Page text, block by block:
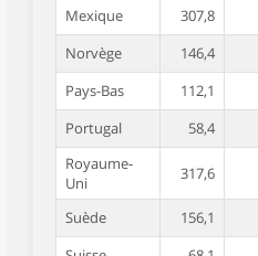
Mexique
307,8
Norvège
146,4
Pays-Bas
112,1
Portugal
58,4
Royaume-
Uni
317,6
Suède 156,1